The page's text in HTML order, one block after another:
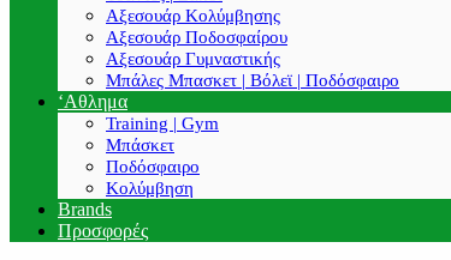
Αξεσουάρ Κολύμβησης
Αξεσουάρ Ποδοσφαίρου
Αξεσουάρ Γυμναστικής
Μπάλες Μπασκετ | Βόλεϊ | Ποδόσφαιρο
‘Αθλημα
Training | Gym
Μπάσκετ
Ποδόσφαιρο
Κολύμβηση
Brands
Προσφορές